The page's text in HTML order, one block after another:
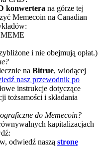
pool
konwertera na górze tej
Memecoin na Canadian
i nie obejmują opłat.)
na Bitrue, wiodącej
nasz przewodnik po
instrukcje dotyczące
tożsamości i składania
do Memecoin?
kapitalizacjach
odwiedź naszą stronę